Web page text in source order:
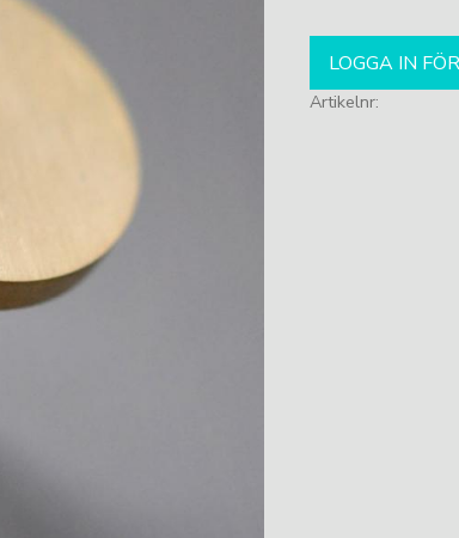
LOGGA IN
Artikelnr